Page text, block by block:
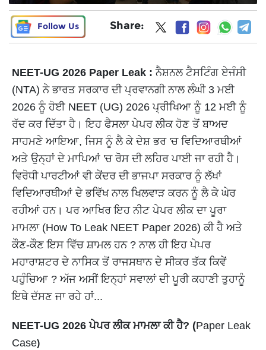
Follow Us Share:
NEET-UG 2026 Paper Leak :ਨੈਸ਼ਨਲ ਟੈਸਟਿੰਗ ਏਜੰਸੀ
(NTA) ਨੇ ਭਾਰਤ ਸਰਕਾਰ ਦੀ ਪ੍ਰਵਾਨਗੀ ਨਾਲ ਲੰਘੀ 3 ਮਈ
2026 ਨੂੰ ਹੋਈ NEET (UG) 2026 ਪ੍ਰੀਖਿਆ ਨੂੰ 12 ਮਈ ਨੂੰ
ਰੱਦ ਕਰ ਦਿੱਤਾ ਹੈ। ਇਹ ਫੈਸਲਾ ਪੇਪਰ ਲੀਕ ਹੋਣ ਤੋਂ ਬਾਅਦ
ਸਾਹਮਣੇ ਆਇਆ, ਜਿਸ ਨੂੰ ਲੈ ਕੇ ਦੇਸ਼ ਭਰ 'ਚ ਵਿਦਿਆਰਥੀਆਂ
ਅਤੇ ਉਨ੍ਹਾਂ ਦੇ ਮਾਪਿਆਂ 'ਚ ਰੋਸ ਦੀ ਲਹਿਰ ਪਾਈ ਜਾ ਰਹੀ ਹੈ।
ਵਿਰੋਧੀ ਪਾਰਟੀਆਂ ਵੀ ਕੇਂਦਰ ਦੀ ਭਾਜਪਾ ਸਰਕਾਰ ਨੂੰ ਲੱਖਾਂ
ਵਿਦਿਆਰਥੀਆਂ ਦੇ ਭਵਿੱਖ ਨਾਲ ਖਿਲਵਾੜ ਕਰਨ ਨੂੰ ਲੈ ਕੇ ਘੇਰ
ਰਹੀਆਂ ਹਨ। ਪਰ ਆਖਿਰ ਇਹ ਨੀਟ ਪੇਪਰ ਲੀਕ ਦਾ ਪੂਰਾ
ਮਾਮਲਾ (How To Leak NEET Paper 2026) ਕੀ ਹੈ ਅਤੇ
ਕੌਣ-ਕੌਣ ਇਸ ਵਿੱਚ ਸ਼ਾਮਲ ਹਨ ? ਨਾਲ ਹੀ ਇਹ ਪੇਪਰ
ਮਹਾਰਾਸ਼ਟਰ ਦੇ ਨਾਸਿਕ ਤੋਂ ਰਾਜਸਥਾਨ ਦੇ ਸੀਕਰ ਤੱਕ ਕਿਵੇਂ
ਪਹੁੰਚਿਆ ? ਅੱਜ ਅਸੀਂ ਇਨ੍ਹਾਂ ਸਵਾਲਾਂ ਦੀ ਪੂਰੀ ਕਹਾਣੀ ਤੁਹਾਨੂੰ
ਇਥੇ ਦੱਸਣ ਜਾ ਰਹੇ ਹਾਂ...
NEET-UG 2026 ਪੇਪਰ ਲੀਕ ਮਾਮਲਾ ਕੀ ਹੈ? (Paper Leak
Case)